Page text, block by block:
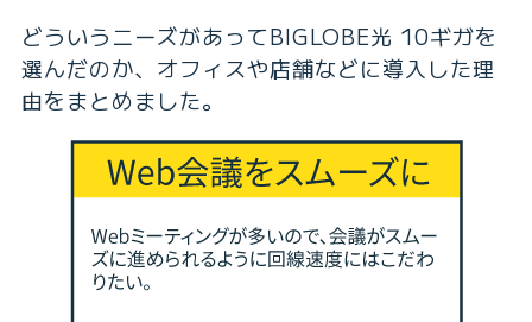
どういうニーズがあってBIGLOBE光 10ギガを
選んだのか、オフィスや店舗などに導入した理
由をまとめました。